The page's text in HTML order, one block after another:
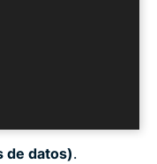
datos).